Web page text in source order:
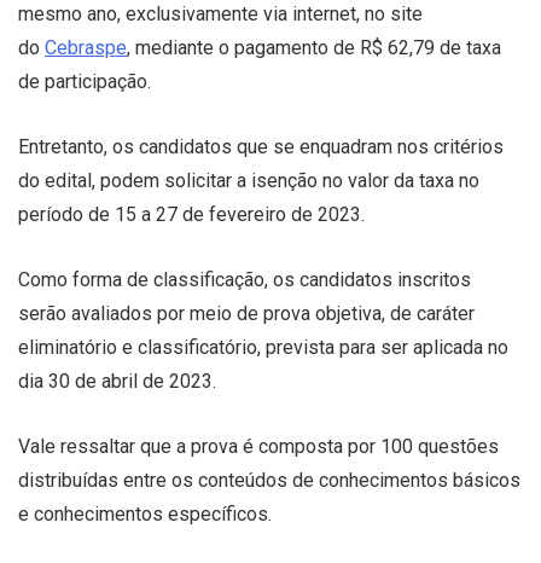
mesmo ano, exclusivamente via internet, no site
do Cebraspe, mediante o pagamento de R$ 62,79 de taxa
de participação.
Entretanto, os candidatos que se enquadram nos critérios
do edital, podem solicitar a isenção no valor da taxa no
período de 15 a 27 de fevereiro de 2023.
Como forma de classificação, os candidatos inscritos
serão avaliados por meio de prova objetiva, de caráter
eliminatório e classificatório, prevista para ser aplicada no
dia 30 de abril de 2023.
Vale ressaltar que a prova é composta por 100 questões
distribuídas entre os conteúdos de conhecimentos básicos
e conhecimentos específicos.